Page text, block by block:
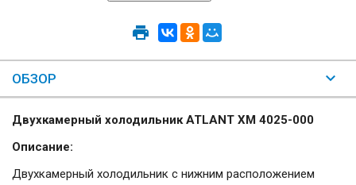
ОБЗОР
Двухкамерный холодильник ATLANT ХМ 4025-000
Описание:
Двухкамерный холодильник с нижним расположением